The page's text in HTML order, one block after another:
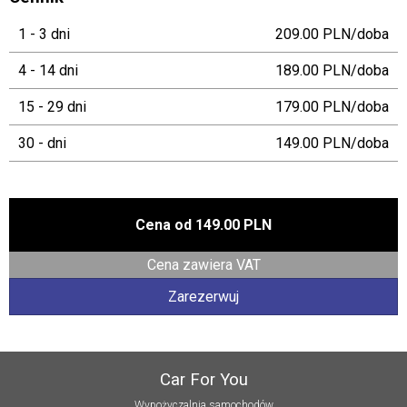
1 - 3 dni 209.00 PLN/doba
4 - 14 dni 189.00 PLN/doba
15 - 29 dni 179.00 PLN/doba
30 - dni 149.00 PLN/doba
Cena od 149.00 PLN
Cena zawiera VAT
Zarezerwuj
Car For You